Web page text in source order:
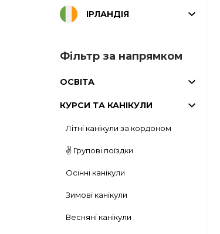
ІРЛАНДІЯ
Фільтр за напрямком
ОСВІТА
КУРСИ ТА КАНІКУЛИ
Літні канікули за кордоном
✌️ Групові поїздки
Осінні канікули
Зимові канікули
Весняні канікули